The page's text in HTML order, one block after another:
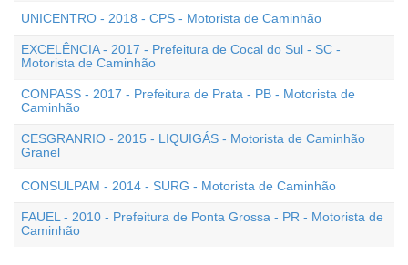
UNICENTRO - 2018 - CPS - Motorista de Caminhão
EXCELÊNCIA - 2017 - Prefeitura de Cocal do Sul - SC -
Motorista de Caminhão
CONPASS - 2017 - Prefeitura de Prata - PB - Motorista de
Caminhão
CESGRANRIO - 2015 - LIQUIGÁS - Motorista de Caminhão
Granel
CONSULPAM - 2014 - SURG - Motorista de Caminhão
FAUEL - 2010 - Prefeitura de Ponta Grossa - PR - Motorista de
Caminhão